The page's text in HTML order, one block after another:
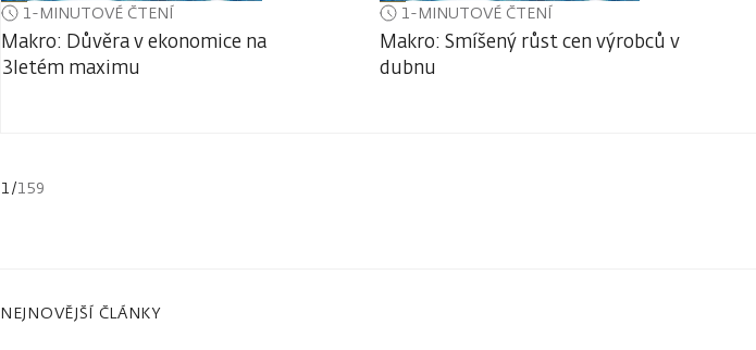
1-MINUTOVÉ ČTENÍ
Makro: Důvěra v ekonomice na
3letém maximu
1-MINUTOVÉ ČTENÍ
Makro: Smíšený růst cen výrobců v
dubnu
1 /159
NEJNOVĚJŠÍ ČLÁNKY